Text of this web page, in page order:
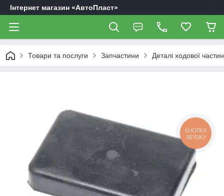
Інтернет магазин «АвтоПласт»
Товари та послуги Запчастини Деталі ходової
КНОПКА
ЗВ'ЯЗКУ